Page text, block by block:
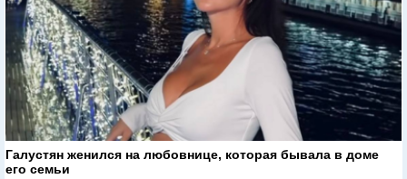
Галустян женился на любовнице, которая бывала в доме
его семьи